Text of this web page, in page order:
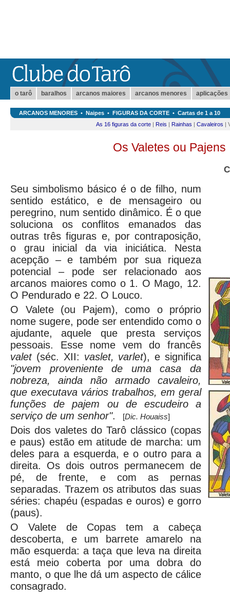
o tarô baralhos arcanos maiores arcanos menores aplicações
ARCANOS MENORES • Naipes • FIGURAS DA CORTE • Cartas de 1 a 10
As 16 figuras da corte| Reis | Rainhas | Cavaleiros |
Os Valetes ou Pajens
Seu simbolismo básico é o de filho, num
sentido estático, e de mensageiro ou
peregrino, num sentido dinâmico. É o que
soluciona os conflitos emanados das
outras três figuras e, por contraposição,
o grau inicial da via iniciática. Nesta
acepção – e também por sua riqueza
potencial – pode ser relacionado aos
arcanos maiores como o 1. O Mago, 12.
O Pendurado e 22. O Louco.
O Valete (ou Pajem), como o próprio
nome sugere, pode ser entendido como o
ajudante, aquele que presta serviços
pessoais. Esse nome vem do francês
valet(séc. XII: vaslet, varlet), e significa
"jovem proveniente de uma casa da
nobreza, ainda não armado cavaleiro,
que executava vários trabalhos, em geral
funções de pajem ou de escudeiro a
serviço de um senhor". [Dic. Houaiss]
Dois dos valetes do Tarô clássico (copas
e paus) estão em atitude de marcha: um
deles para a esquerda, e o outro para a
direita. Os dois outros permanecem de
pé, de frente, e com as pernas
separadas. Trazem os atributos das suas
séries: chapéu (espadas e ouros) e gorro
(paus).
O Valete de Copas tem a cabeça
descoberta, e um barrete amarelo na
mão esquerda: a taça que leva na direita
está meio coberta por uma dobra do
manto, o que lhe dá um aspecto de cálice
consagrado.